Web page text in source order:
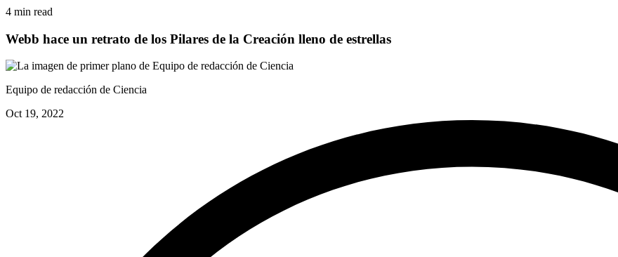
4 min read
Webb hace un retrato de los Pilares de la Creación lleno de estrellas
Equipo de redacción de Ciencia
Oct 19, 2022